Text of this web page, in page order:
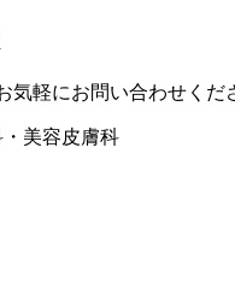
気軽にお問い合わせくだ